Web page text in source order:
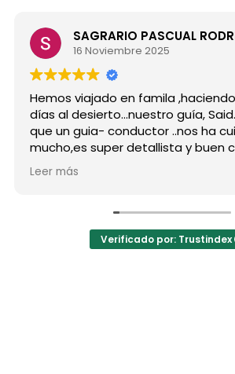
PASCUAL RODRIGUEZ
2025
en famila ,haciendo el tour de 5
guía, Said...ha sido más
conductor ..nos ha cuidado
detallista y buen conductor ..ha
a todas nuestras peticiones y
lugares
la agencia,..súper agradecida a Mila
Verificado por: Trustindex